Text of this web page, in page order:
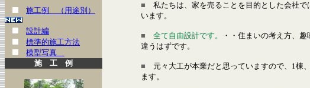
施工例 （用途別）
設計編
標準的施工方法
模型写真
施 工 例
■ 私たちは、家を売ることを目的とした会社で
います。
■ 全て自由設計です。
・・住まいの考え方、
違うはずです。
■ 元々大工が本業だと思っていますので、 1棟
ます。